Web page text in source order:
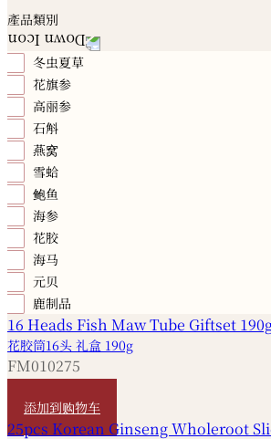
產品類別
冬虫夏草
花旗参
高丽参
石斛
燕窝
雪蛤
鲍鱼
海参
花胶
海马
元贝
鹿制品
花胶筒16头 礼盒 190g
FM010275
添加到购物车